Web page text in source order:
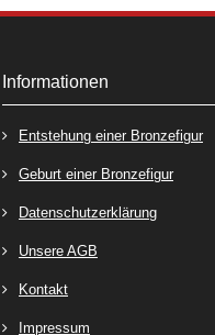
Informationen
Entstehung einer Bronzefigur
Geburt einer Bronzefigur
Datenschutzerklärung
Unsere AGB
Kontakt
Impressum